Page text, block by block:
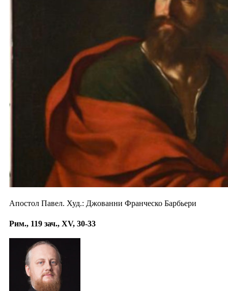
Апостол Павел. Худ.: Джованни Франческо Барбьери
Рим., 119 зач., XV, 30-33